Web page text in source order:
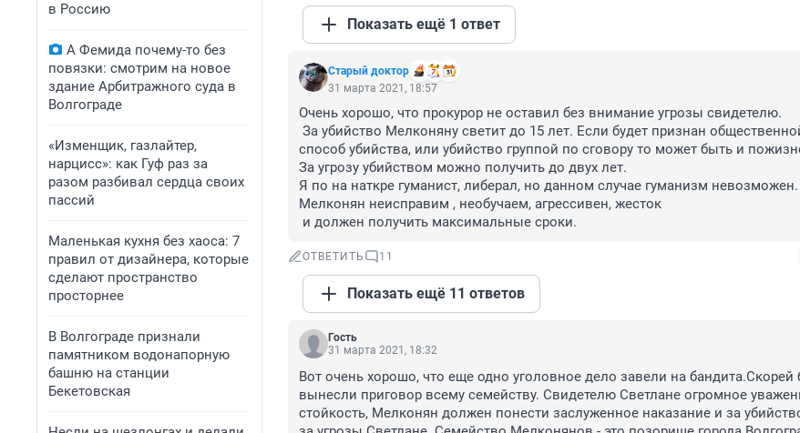
в Россию
А Фемида почему-то без
повязки: смотрим на новое
здание Арбитражного суда в
Волгограде
«Изменщик, газлайтер,
нарцисс»: как Гуф раз за
разом разбивал сердца своих
пассий
Маленькая кухня без хаоса: 7
правил от дизайнера, которые
сделают пространство
просторнее
В Волгограде признали
памятником водонапорную
башню на станции
Бекетовская
Показать ещё 1 ответ
Старый доктор
31 марта 2021, 18:57
Очень хорошо, что прокурор не оставил без внимание угрозы свидетелю.
способ убийства, или убийство группой по сговору то может быть и
За угрозу убийством можно получить до двух лет.
Я по на наткре гуманист, либерал, но данном случае гуманизм невозможен.
Мелконян неисправим , необучаем, агрессивен, жесток
и должен получить максимальные сроки.
ОТВЕТИТЬ 11
Показать ещё 11 ответов
Гость
31 марта 2021, 18:32
Вот очень хорошо, что еще одно уголовное дело завели на бандита.Скорей
вынесли приговор всему семейству. Свидетелю Светлане огромное
стойкость, Мелконян должен понести заслуженное наказание и за